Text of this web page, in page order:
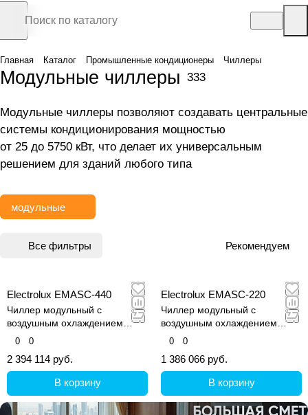
Главная Каталог Промышленные кондиционеры Чиллеры
Модульные чиллеры 333
Модульные чиллеры позволяют создавать центральные
системы кондиционирования мощностью
от 25 до 5750 кВт, что делает их универсальным
решением для зданий любого типа
модульные
Все фильтры Рекомендуем
Electrolux EMASC-440
Чиллер модульный с
воздушным охлаждением
конденсатора
0 0
2 394 114 руб.
В корзину
Electrolux EMASC-220
Чиллер модульный с
воздушным охлаждением
конденсатора
0 0
1 386 066 руб.
В корзину